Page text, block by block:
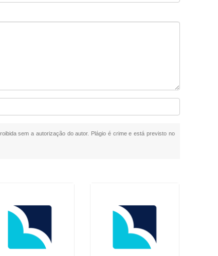
sem a autorização do autor. Plágio é crime e está previsto no